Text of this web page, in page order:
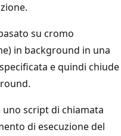
su cromo
in background in una
e quindi chiude
script di chiamata
di esecuzione del